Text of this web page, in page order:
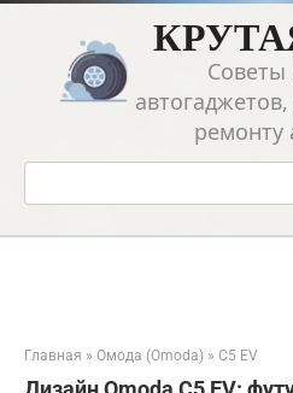
Перейти
контенту
ремонту
Поиск:
Главная » Омода (Omoda) » C5 EV